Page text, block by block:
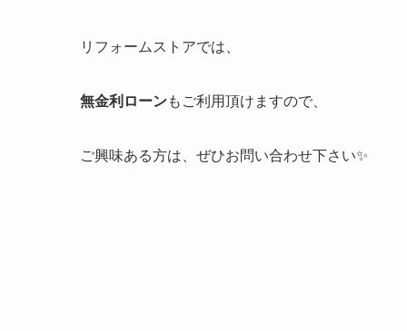
リフォームストアでは、
無金利ローンもご利用頂けますので、
ご興味ある方は、ぜひお問い合わせ下さい✨